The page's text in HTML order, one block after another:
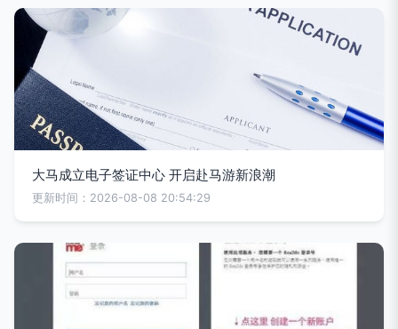
大马成立电子签证中心 开启赴马游新浪潮
更新时间：2026-08-08 20:54:29